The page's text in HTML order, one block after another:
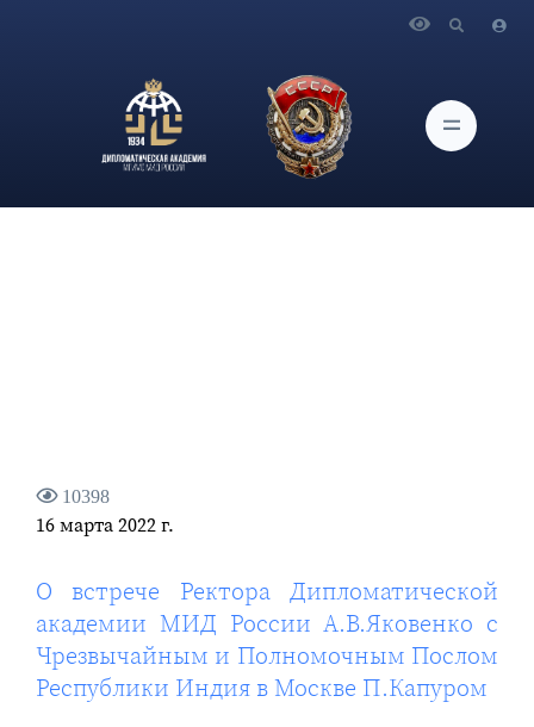
России А.В.Яковенко с Чрезвычайным и Полномочным
Послом Республики Индия в Москве П.Капуром
10398
16 марта 2022 г.
О встрече Ректора Дипломатической
академии МИД России А.В.Яковенко с
Чрезвычайным и Полномочным Послом
Республики Индия в Москве П.Капуром